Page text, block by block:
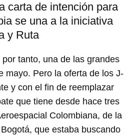
carta de intención para
se una a la iniciativa
y Ruta
tanto, una de las grandes
mayo. Pero la oferta de los J-
y con el fin de reemplazar
que tiene desde hace tres
Colombiana, de la
que estaba buscando